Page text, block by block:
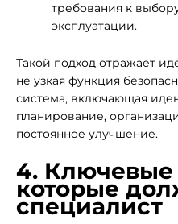
требования к
эксплуатации.
Такой подход отражает
не узкая функция
система, включающая
планирование,
постоянное улучшение.
4.
которые
специалист